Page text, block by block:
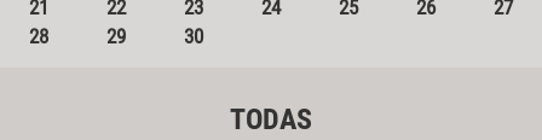
21
22 23 24 25 26
27
28
29 30
TODAS